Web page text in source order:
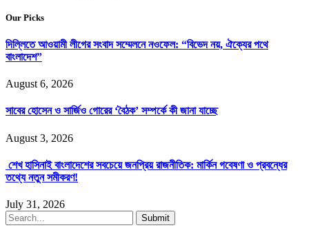
Our Picks
দিল্লিতে আওয়ামী লীগের সংবাদ সম্মেলনে নওফেল: “বিভেদ নয়, ঐক্যের পথে
বাংলাদেশ”
August 6, 2026
সাবের হোসেন ও সার্জিও গোরের ‘বৈঠক’ সম্পর্কে কী জানা যাচ্ছে
August 3, 2026
শেখ হাসিনাই বাংলাদেশের সবচেয়ে জনপ্রিয় রাজনীতিক: মার্কিন গবেষণা ও প্রবন্ধের
তথ্যে নতুন সমীকরণ!
July 31, 2026
Submit